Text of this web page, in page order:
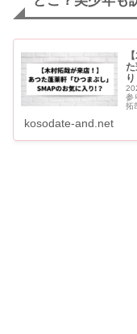
参
拓
kosodate-and.net